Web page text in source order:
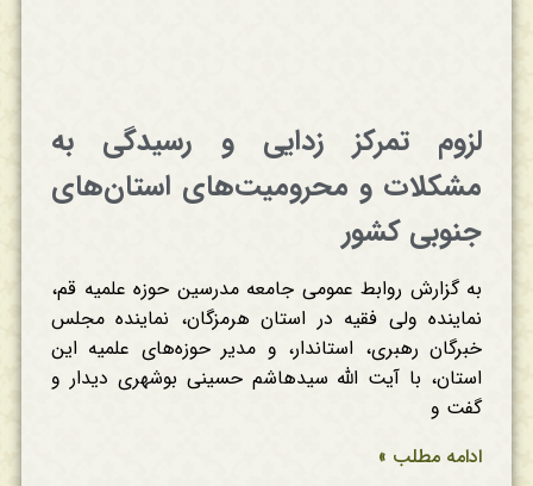
لزوم تمرکز زدایی و رسیدگی به
مشکلات و محرومیت‌های استان‌های
جنوبی کشور
به گزارش روابط عمومی جامعه مدرسین حوزه علمیه قم،
نماینده ولی فقیه در استان هرمزگان، نماینده مجلس
خبرگان رهبری، استاندار، و مدیر حوزه‌های علمیه این
استان، با آیت الله سیدهاشم حسینی بوشهری دیدار و
گفت و
ادامه مطلب »